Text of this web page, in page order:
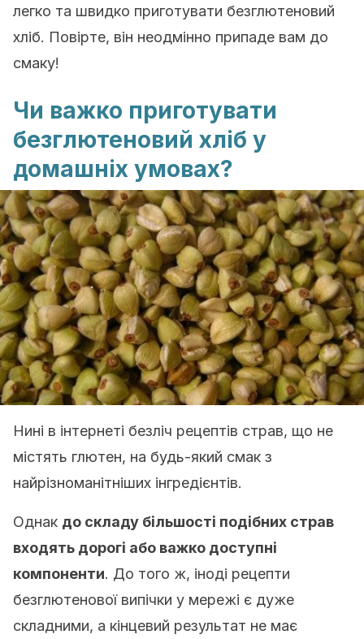
легко та швидко приготувати безглютеновий
хліб. Повірте, він неодмінно припаде вам до
смаку!
Чи важко приготувати
безглютеновий хліб у
домашніх умовах?
Нині в інтернеті безліч рецептів страв, що не
містять глютен, на будь-який смак з
найрізноманітніших інгредієнтів.
Однак до складу більшості подібних страв
входять дорогі або важко доступні
компоненти. До того ж, іноді рецепти
безглютенової випічки у мережі є дуже
складними, а кінцевий результат не має